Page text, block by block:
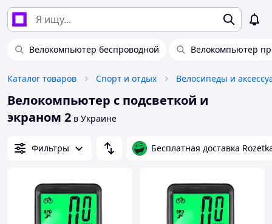
Велокомпьютер беспроводной Велокомпьютер
Каталог товаров Спорт и отдых Велосипеды и
Велокомпьютер с подсветкой и
экраном 2 в Украине
Фильтры Бесплатная доставка